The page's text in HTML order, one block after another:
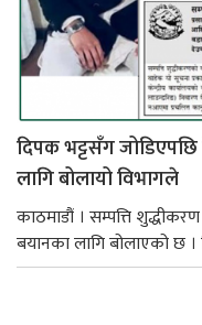
दिपक भट्टसँग
लागि बोलायो विभागले
काठमाडौं । सम्पत्ति
बयानका लागि बोलाएको छ